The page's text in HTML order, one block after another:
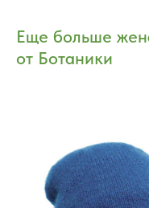
Еще больше
от Ботаники